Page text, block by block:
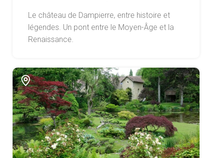
Le château de Dampierre, entre histoire et
légendes. Un pont entre le Moyen-Âge et la
Renaissance.